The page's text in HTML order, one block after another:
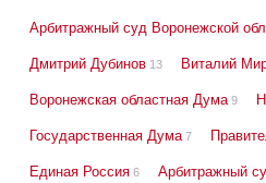
Арбитражный суд Воронежской
Дмитрий Дубинов 13 Виталий
Воронежская областная Дума 9
Государственная Дума 7
Единая Россия 6 Арбитражный